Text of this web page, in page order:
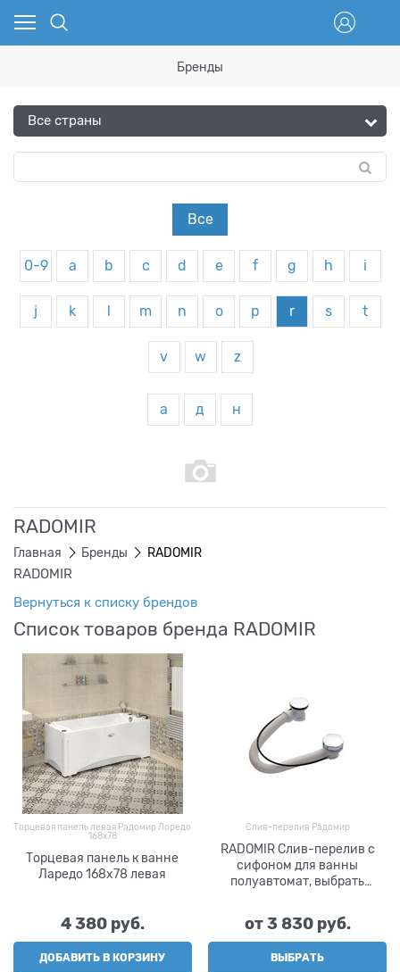
Бренды
Все
0-9 a b c d e f g h i
j k m n o p r s t
v w z
а д н
RADOMIR
Главная Бренды
RADOMIR
RADOMIR
Вернуться к списку брендов
Список товаров бренда RADOMIR
Торцевая панель левая Радомир Лоредо
168х78
Торцевая панель к ванне
Ларедо 168х78 левая
4 380 руб.
ДОБАВИТЬ В КОРЗИНУ
Слив-перелив Радомир
RADOMIR Слив-перелив с
сифоном для ванны
полуавтомат, выбрать
от3 830 руб.
ВЫБРАТЬ